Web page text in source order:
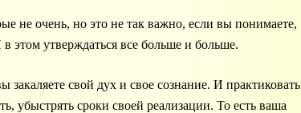
не очень, но это не так важно, если вы понимаете,
этом утверждаться все больше и больше.
свой дух и свое сознание. И практиковать
убыстрять сроки своей реализации. То есть ваша